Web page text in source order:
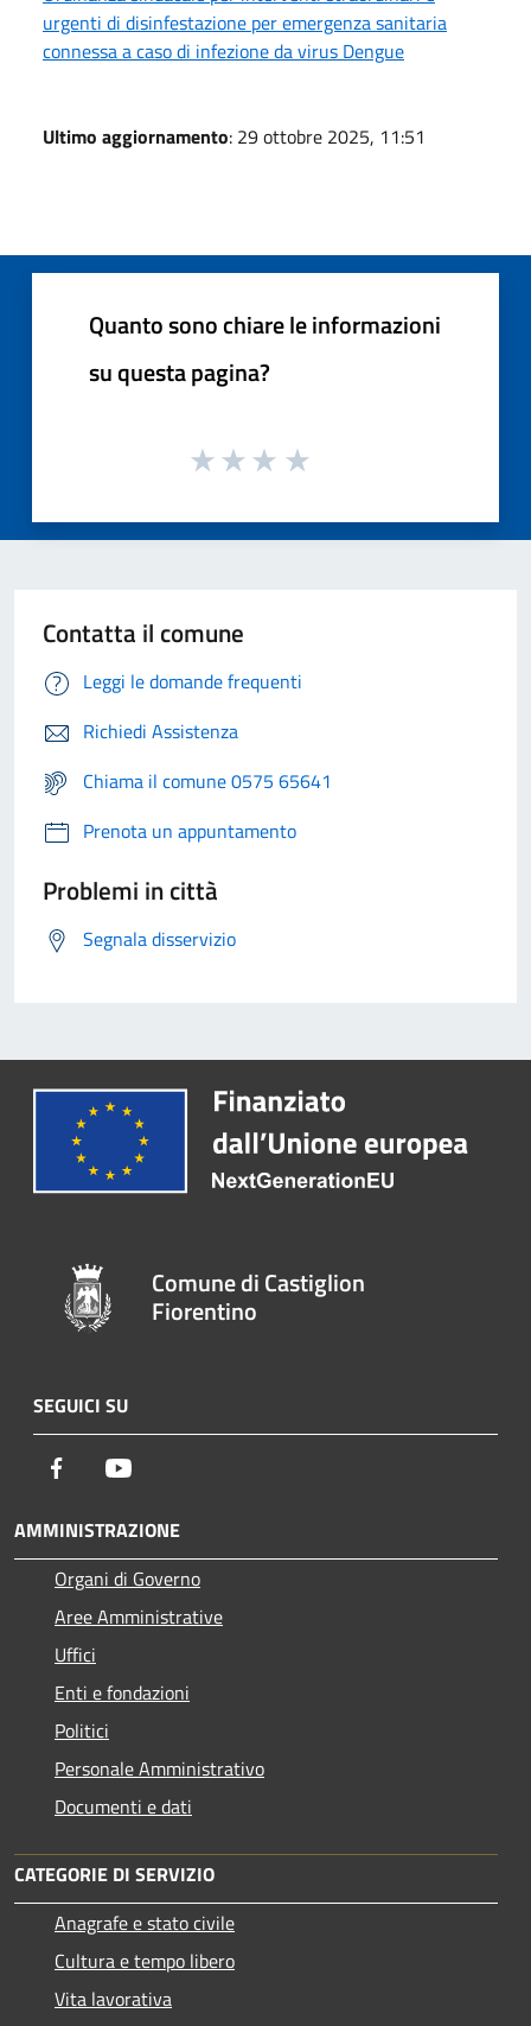
urgenti di disinfestazione per emergenza sanitaria
connessa a caso di infezione da virus Dengue
Ultimo aggiornamento: 29 ottobre 2025, 11:51
Quanto sono chiare le informazioni
su questa pagina?
Contatta il comune
Leggi le domande frequenti
Richiedi Assistenza
Chiama il comune 0575 65641
Prenota un appuntamento
Problemi in città
Segnala disservizio
Comune di Castiglion
Fiorentino
SEGUICI SU
Facebook
AMMINISTRAZIONE
Organi di Governo
Aree Amministrative
Uffici
Enti e fondazioni
Politici
Personale Amministrativo
Documenti e dati
CATEGORIE DI SERVIZIO
Anagrafe e stato civile
Cultura e tempo libero
Vita lavorativa